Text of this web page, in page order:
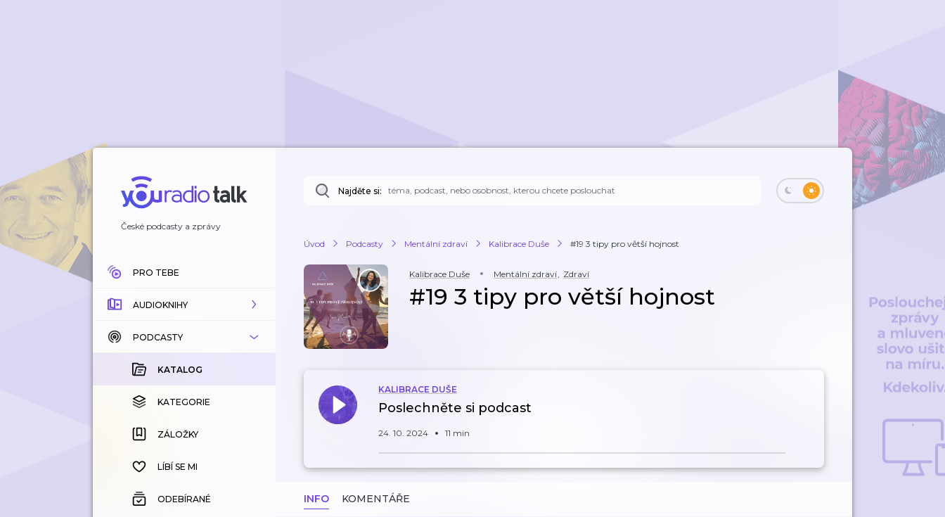
České podcasty a zprávy
PRO TEBE
AUDIOKNIHY
KATALOG
KOUPENÉ
KATEGORIE
ZÁLOŽKY
HISTORIE
PODCASTY
KATALOG
KATEGORIE
ZÁLOŽKY
LÍBÍ SE MI
ODEBÍRANÉ
Najděte si:
Úvod Podcasty Mentální zdraví Kalibrace Duše #19 3 tipy pro větší hojnost
Kalibrace Duše Mentální zdraví, Zdraví
#19 3 tipy pro větší hojnost
KALIBRACE DUŠE
Poslechněte si podcast
24. 10. 2024 11 min
INFO KOMENTÁŘE